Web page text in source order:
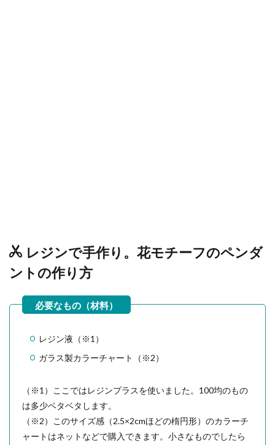
レジンで手作り。花モチーフのペンダ
ントの作り方
レジン液（※1）
ガラス製カラーチャート（※2）
（※1）ここではレジンプラスを使いました。100均のもの
は多少ベタベタします。
（※2）このサイズ感（2.5×2cmほどの楕円形）のカラーチ
ャートはネットなどで購入できます。小さなものでしたら